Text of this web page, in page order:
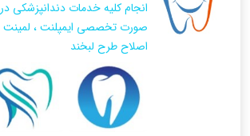
انجام كليه خدمات دندانپزشكى
صورت تخصصى ايمپلنت ، لمينت
اصلاح طرح لبخند